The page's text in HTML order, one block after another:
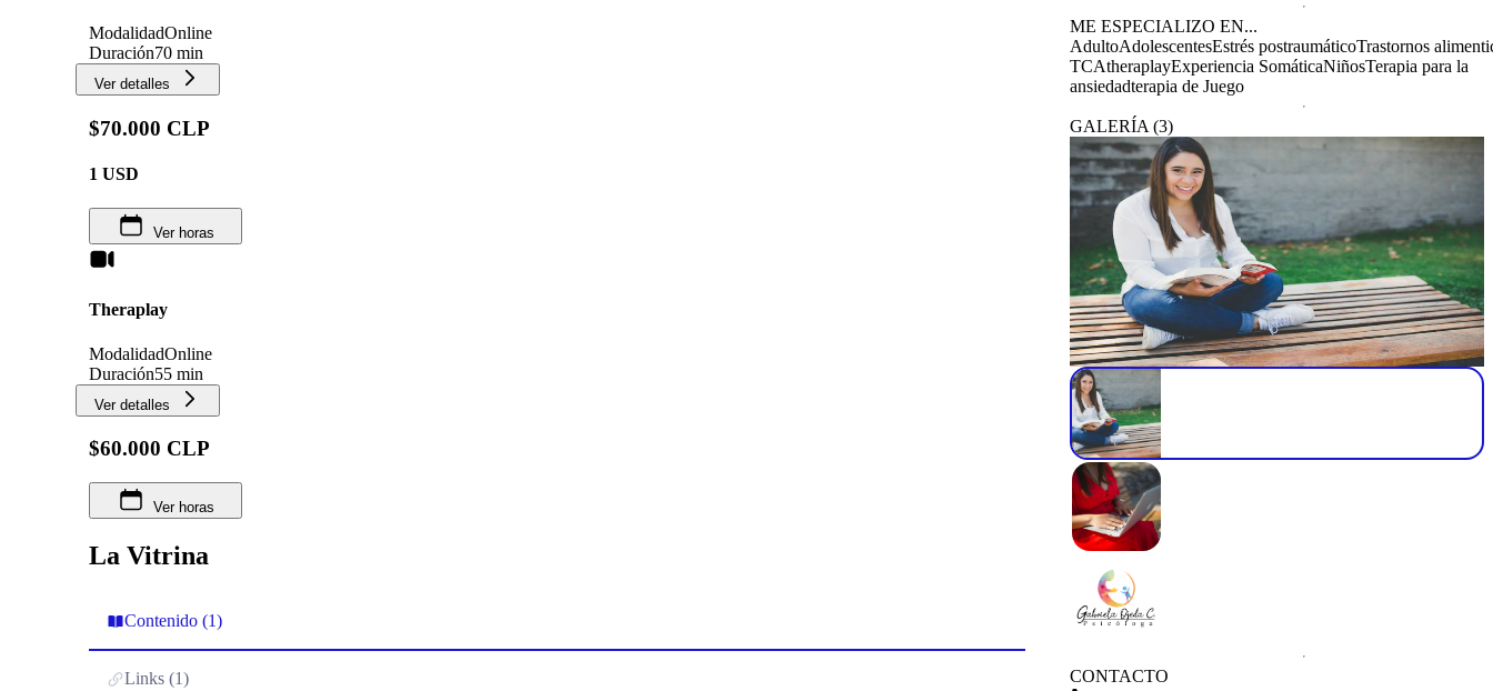
ModalidadOnline
Duración70 min
Ver detalles
$70.000 CLP
1 USD
Ver horas
Theraplay
ModalidadOnline
Duración55 min
Ver detalles
$60.000 CLP
Ver horas
La Vitrina
Contenido (1)
Links (1)
ME ESPECIALIZO EN...
AdultoAdolescentesEstrés postraumáticoTrastornos
TCAtheraplayExperiencia SomáticaNiñosTerapia para la
ansiedadterapia de Juego
GALERÍA (3)
CONTACTO